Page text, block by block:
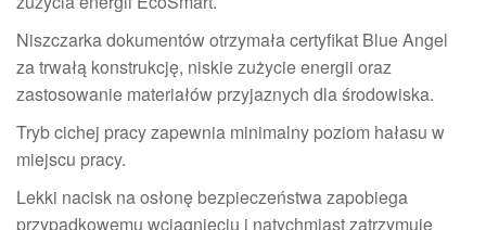
Niszczarka dokumentów otrzymała certyfikat Blue Angel
za trwałą konstrukcję, niskie zużycie energii oraz
zastosowanie materiałów przyjaznych dla środowiska.
Tryb cichej pracy zapewnia minimalny poziom hałasu w
miejscu pracy.
Lekki nacisk na osłonę bezpieczeństwa zapobiega
przypadkowemu wciągnięciu i natychmiast zatrzymuje